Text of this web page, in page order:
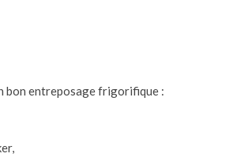
bon entreposage frigorifique :